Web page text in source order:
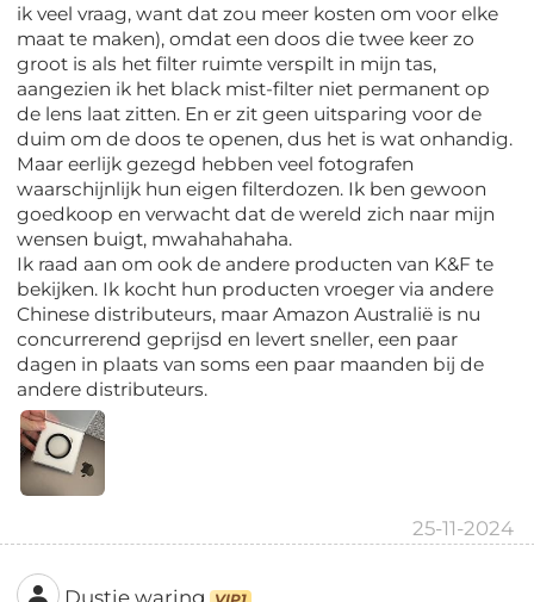
ik veel vraag, want dat zou meer kosten om voor elke
maat te maken), omdat een doos die twee keer zo
groot is als het filter ruimte verspilt in mijn tas,
aangezien ik het black mist-filter niet permanent op
de lens laat zitten. En er zit geen uitsparing voor de
duim om de doos te openen, dus het is wat onhandig.
Maar eerlijk gezegd hebben veel fotografen
waarschijnlijk hun eigen filterdozen. Ik ben gewoon
goedkoop en verwacht dat de wereld zich naar mijn
wensen buigt, mwahahahaha.
Ik raad aan om ook de andere producten van K&F te
bekijken. Ik kocht hun producten vroeger via andere
Chinese distributeurs, maar Amazon Australië is nu
concurrerend geprijsd en levert sneller, een paar
dagen in plaats van soms een paar maanden bij de
andere distributeurs.
25-11-2024
Dustie waring